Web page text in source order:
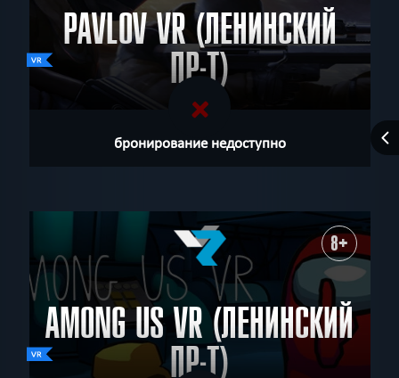
PAVLOV VR (ЛЕНИНСКИЙ
ПР-Т)
бронирование недоступно
8+
AMONG US VR (ЛЕНИНСКИЙ
ПР-Т)